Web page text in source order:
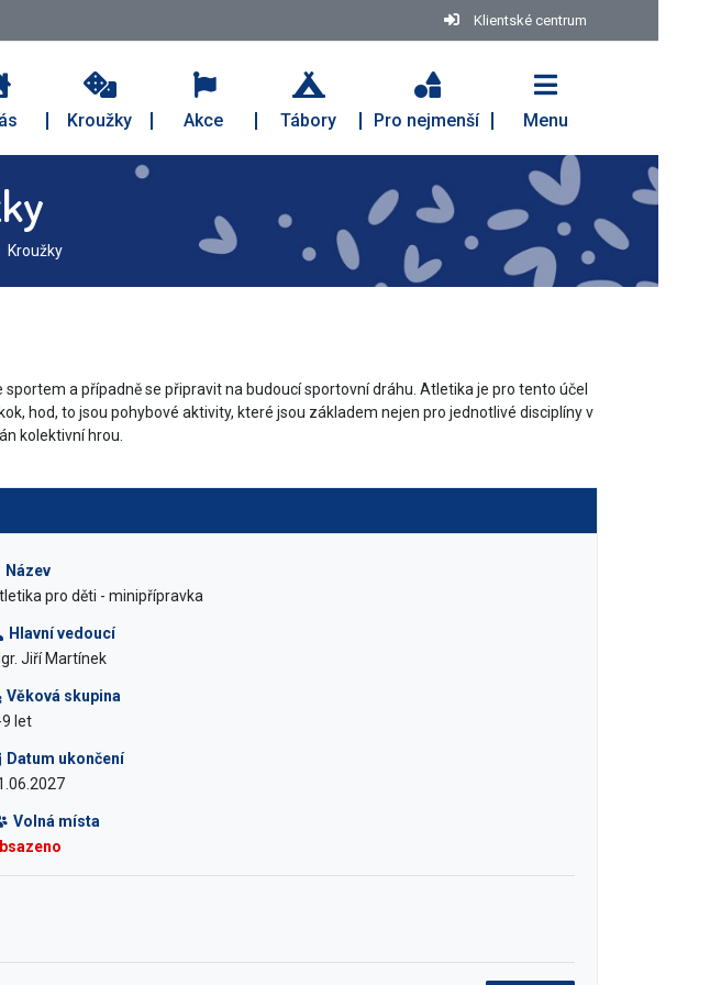
Klientské centrum
Kroužky Akce Tábory Pro nejmenší Menu
Kroužky
a případně se připravit na budoucí sportovní dráhu. Atletika je pro tento účel
hod, to jsou pohybové aktivity, které jsou základem nejen pro jednotlivé disciplíny v
kolektivní hrou.
Název
pro děti - minipřípravka
Hlavní vedoucí
Jiří Martínek
Věková skupina
let
Datum ukončení
Volná místa